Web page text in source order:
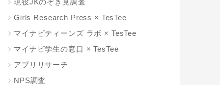
Girls Research Press × TesTee
マイナビティーンズ ラボ × TesTee
マイナビ学生の窓口 × TesTee
アプリリサーチ
NPS調査